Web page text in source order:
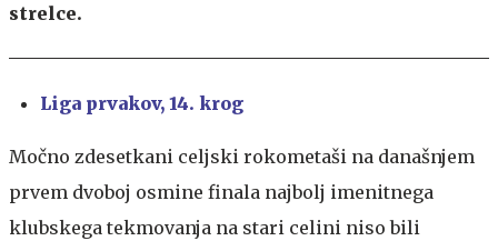
strelce.
Liga prvakov, 14. krog
Močno zdesetkani celjski rokometaši na današnjem
prvem dvoboj osmine finala najbolj imenitnega
klubskega tekmovanja na stari celini niso bili